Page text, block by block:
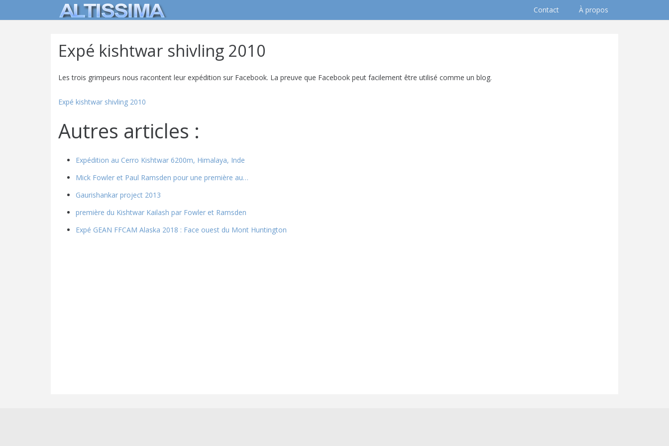
Contact À propos
Expé kishtwar shivling 2010
Les trois grimpeurs nous racontent leur expédition sur Facebook. La preuve que Facebook peut facilement être utilisé comme un blog.
Expé kishtwar shivling 2010
Autres articles :
Expédition au Cerro Kishtwar 6200m, Himalaya, Inde
Mick Fowler et Paul Ramsden pour une première au…
Gaurishankar project 2013
première du Kishtwar Kailash par Fowler et Ramsden
Expé GEAN FFCAM Alaska 2018 : Face ouest du Mont Huntington